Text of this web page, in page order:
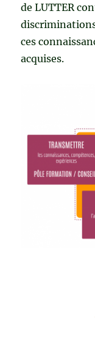
de LUTTER
ces
acquises.